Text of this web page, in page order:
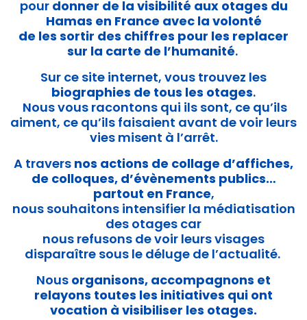
pour donner de la visibilité aux otages du
Hamas en France avec la volonté
de les sortir des chiffres pour les replacer
sur la carte de l’humanité.
Sur ce site internet, vous trouvez les
biographies de tous les otages.
Nous vous racontons qui ils sont, ce qu’ils
aiment, ce qu’ils faisaient avant de voir leurs
vies misent à l’arrêt.
A travers nos actions de collage d’affiches,
de colloques, d’évènements publics…
partout en France,
nous souhaitons intensifier la médiatisation
des otages car
nous refusons de voir leurs visages
disparaître sous le déluge de l’actualité.
Nous organisons, accompagnons et
relayons toutes les initiatives qui ont
vocation à visibiliser les otages.